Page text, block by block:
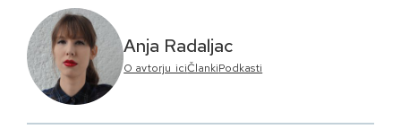
Anja Radaljac
O avtorju_iciČlankiPodkasti